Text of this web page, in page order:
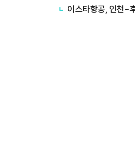
이스타항공, 인천~